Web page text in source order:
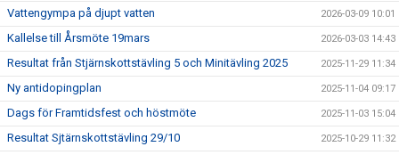
Vattengympa på djupt vatten 2026-03-09 10:01
Kallelse till Årsmöte 19mars 2026-03-03 14:43
Resultat från Stjärnskottstävling 5 och Minitävling 2025 2025-11-29 11:34
Ny antidopingplan 2025-11-04 09:17
Dags för Framtidsfest och höstmöte 2025-11-03 15:04
Resultat Sjtärnskottstävling 29/10 2025-10-29 11:32